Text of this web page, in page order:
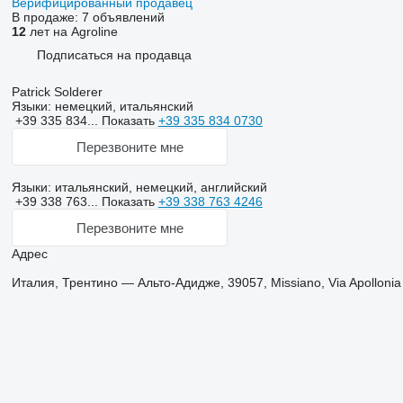
В продаже: 7 объявлений
12лет на Agroline
Подписаться на продавца
Patrick Solderer
Языки: немецкий, итальянский
+39 335 834... Показать +39 335 834 0730
Перезвоните мне
Языки: итальянский, немецкий, английский
+39 338 763... Показать +39 338 763 4246
Перезвоните мне
Адрес
Италия, Трентино — Альто-Адидже, 39057, Missiano, Via